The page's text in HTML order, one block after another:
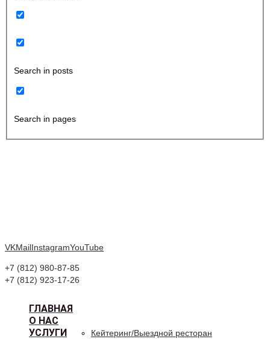
Search in posts
Search in pages
VKMailInstagramYouTube
+7 (812) 980-87-85
+7 (812) 923-17-26
ГЛАВНАЯ
О НАС
УСЛУГИ
Кейтеринг/Выездной ресторан